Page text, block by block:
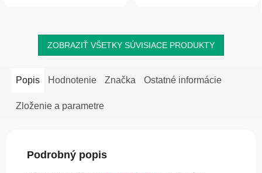
ZOBRAZIŤ VŠETKY SÚVISIACE PRODUKTY
Popis Hodnotenie Značka Ostatné informácie
Zloženie a parametre
Podrobný popis